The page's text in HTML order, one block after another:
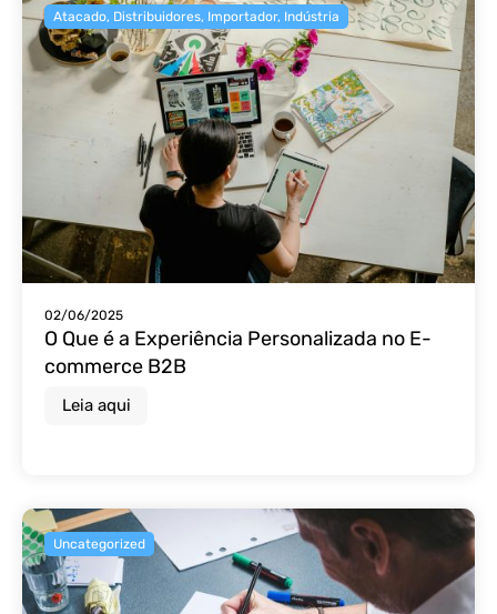
Atacado, Distribuidores, Importador, Indústria
02/06/2025
O Que é a Experiência Personalizada no E-
commerce B2B
Leia aqui
Uncategorized